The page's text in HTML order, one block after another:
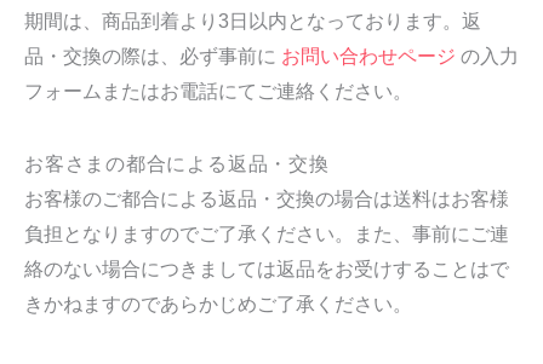
期間は、商品到着より3日以内となっております。返
品・交換の際は、必ず事前に お問い合わせページ の入力
フォームまたはお電話にてご連絡ください。
お客さまの都合による返品・交換
お客様のご都合による返品・交換の場合は送料はお客様
負担となりますのでご了承ください。また、事前にご連
絡のない場合につきましては返品をお受けすることはで
きかねますのであらかじめご了承ください。